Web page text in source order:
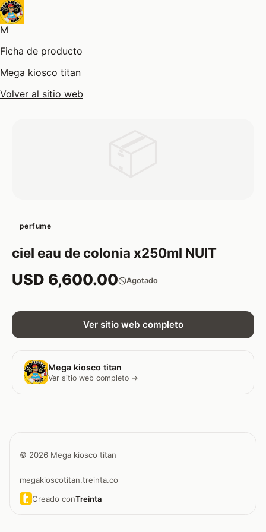
M
Ficha de producto
Mega kiosco titan
Volver al sitio web
perfume
ciel eau de colonia x250ml NUIT
USD 6,600.00 Agotado
Ver sitio web completo
Mega kiosco titan
Ver sitio web completo →
© 2026 Mega kiosco titan
megakioscotitan.treinta.co
Creado conTreinta